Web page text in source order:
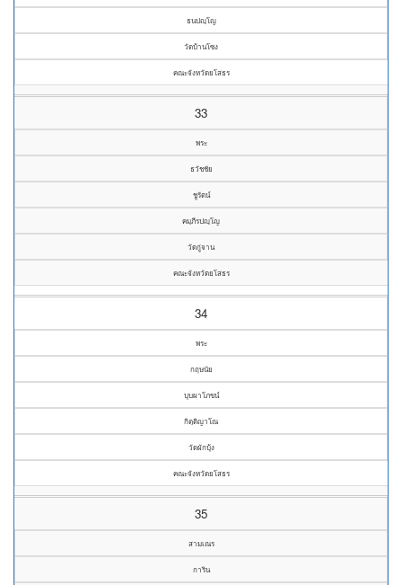
ธนปญฺโญ
วัดบ้านโซง
คณะจังหวัดยโสธร
33
พระ
ธวัชชัย
ชูรัตน์
คมฺภีรปญฺโญ
วัดกู่จาน
คณะจังหวัดยโสธร
34
พระ
กฤษนัย
บุบผาโภขน์
กิตฺติญาโณ
วัดผักบุ้ง
คณะจังหวัดยโสธร
35
สามเณร
การิน